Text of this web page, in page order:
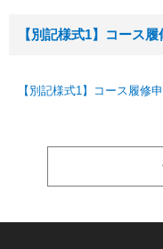
【別記様式1】コース
【別記様式1】コース履修